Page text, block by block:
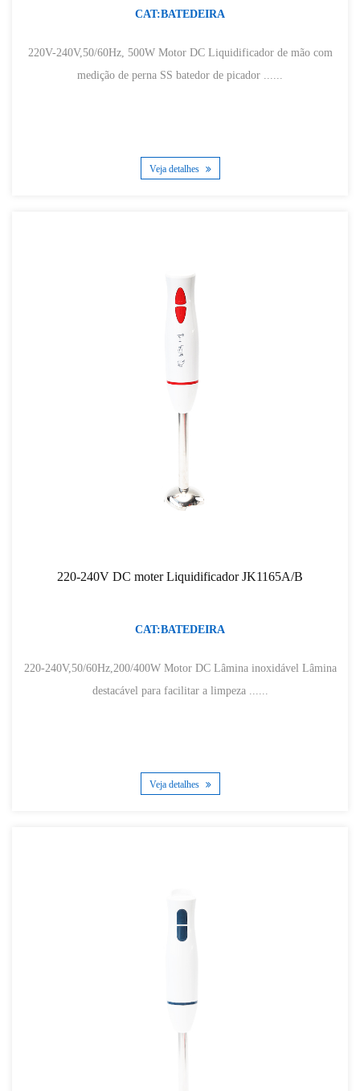
CAT:BATEDEIRA
220V-240V,50/60Hz, 500W Motor DC Liquidificador de mão com
medição de perna SS batedor de picador ......
Veja detalhes
220-240V DC moter Liquidificador JK1165A/B
CAT:BATEDEIRA
220-240V,50/60Hz,200/400W Motor DC Lâmina inoxidável Lâmina
destacável para facilitar a limpeza ......
Veja detalhes